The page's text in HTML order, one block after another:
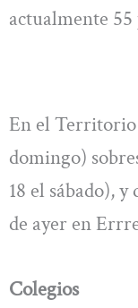
actualmente 55
En el Territorio
domingo)
18 el sábado),
de ayer en
Colegios